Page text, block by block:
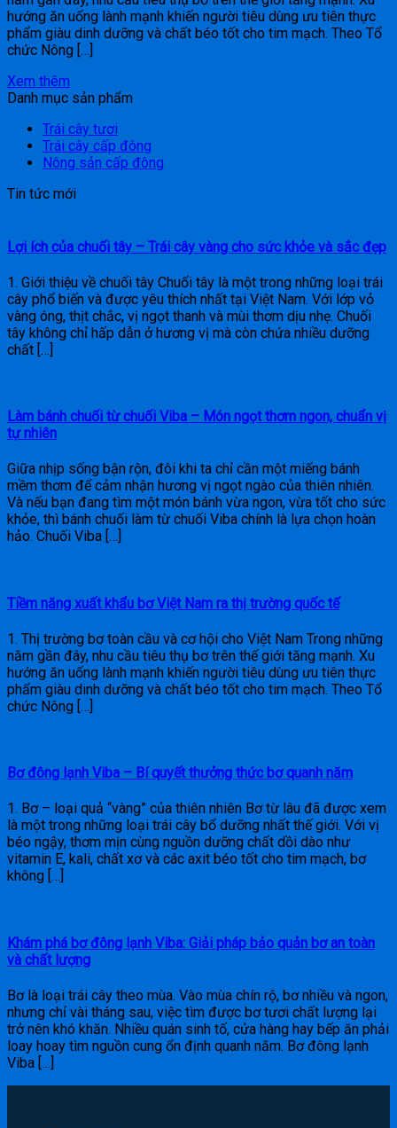
hướng ăn uống lành mạnh khiến người tiêu dùng ưu tiên thực
phẩm giàu dinh dưỡng và chất béo tốt cho tim mạch. Theo Tổ
chức Nông […]
Xem thêm
Danh mục sản phẩm
Trái cây tươi
Trái cây cấp đông
Nông sản cấp đông
Tin tức mới
Lợi ích của chuối tây – Trái cây vàng cho sức khỏe và sắc đẹp
1. Giới thiệu về chuối tây Chuối tây là một trong những loại trái
cây phổ biến và được yêu thích nhất tại Việt Nam. Với lớp vỏ
vàng óng, thịt chắc, vị ngọt thanh và mùi thơm dịu nhẹ. Chuối
tây không chỉ hấp dẫn ở hương vị mà còn chứa nhiều dưỡng
chất […]
Làm bánh chuối từ chuối Viba – Món ngọt thơm ngon, chuẩn vị
tự nhiên
Giữa nhịp sống bận rộn, đôi khi ta chỉ cần một miếng bánh
mềm thơm để cảm nhận hương vị ngọt ngào của thiên nhiên.
Và nếu bạn đang tìm một món bánh vừa ngon, vừa tốt cho sức
khỏe, thì bánh chuối làm từ chuối Viba chính là lựa chọn hoàn
hảo. Chuối Viba […]
Tiềm năng xuất khẩu bơ Việt Nam ra thị trường quốc tế
1. Thị trường bơ toàn cầu và cơ hội cho Việt Nam Trong những
năm gần đây, nhu cầu tiêu thụ bơ trên thế giới tăng mạnh. Xu
hướng ăn uống lành mạnh khiến người tiêu dùng ưu tiên thực
phẩm giàu dinh dưỡng và chất béo tốt cho tim mạch. Theo Tổ
chức Nông […]
Bơ đông lạnh Viba – Bí quyết thưởng thức bơ quanh năm
1. Bơ – loại quả “vàng” của thiên nhiên Bơ từ lâu đã được xem
là một trong những loại trái cây bổ dưỡng nhất thế giới. Với vị
béo ngậy, thơm mịn cùng nguồn dưỡng chất dồi dào như
vitamin E, kali, chất xơ và các axit béo tốt cho tim mạch, bơ
không […]
Khám phá bơ đông lạnh Viba: Giải pháp bảo quản bơ an toàn
và chất lượng
Bơ là loại trái cây theo mùa. Vào mùa chín rộ, bơ nhiều và ngon,
nhưng chỉ vài tháng sau, việc tìm được bơ tươi chất lượng lại
trở nên khó khăn. Nhiều quán sinh tố, cửa hàng hay bếp ăn phải
loay hoay tìm nguồn cung ổn định quanh năm. Bơ đông lạnh
Viba […]